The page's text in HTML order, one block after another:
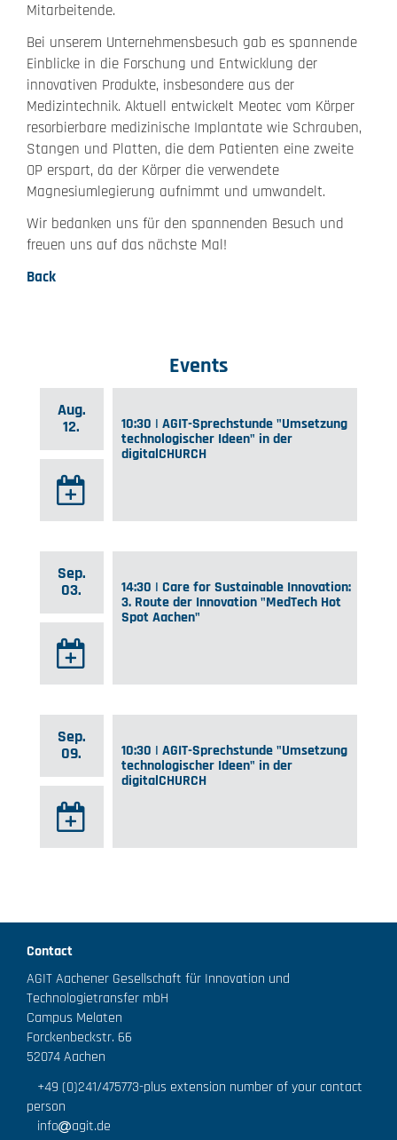
Mitarbeitende.
Bei unserem Unternehmensbesuch gab es spannende
Einblicke in die Forschung und Entwicklung der
innovativen Produkte, insbesondere aus der
Medizintechnik. Aktuell entwickelt Meotec vom Körper
resorbierbare medizinische Implantate wie Schrauben,
Stangen und Platten, die dem Patienten eine zweite
OP erspart, da der Körper die verwendete
Magnesiumlegierung aufnimmt und umwandelt.
Wir bedanken uns für den spannenden Besuch und
freuen uns auf das nächste Mal!
Back
Events
Aug.
12.
10:30 | AGIT-Sprechstunde "Umsetzung
technologischer Ideen" in der
digitalCHURCH
Sep.
03.
14:30 | Care for Sustainable Innovation:
3. Route der Innovation "MedTech Hot
Spot Aachen"
Sep.
09.
10:30 | AGIT-Sprechstunde "Umsetzung
technologischer Ideen" in der
digitalCHURCH
Contact
AGIT Aachener Gesellschaft für Innovation und
Technologietransfer mbH
Campus Melaten
Forckenbeckstr. 66
52074 Aachen
+49 (0)241/475773-plus extension number of your contact
person
info
agit.de